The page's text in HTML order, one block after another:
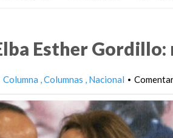
Esther
Columna Columnas Nacional •